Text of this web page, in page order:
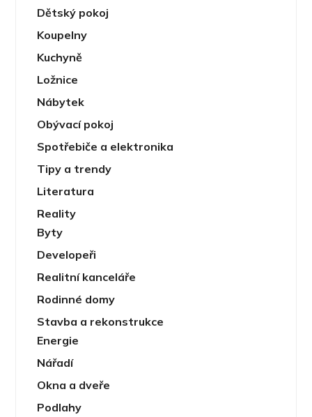
Dětský pokoj
Koupelny
Kuchyně
Ložnice
Nábytek
Obývací pokoj
Spotřebiče a elektronika
Tipy a trendy
Literatura
Reality
Byty
Developeři
Realitní kanceláře
Rodinné domy
Stavba a rekonstrukce
Energie
Nářadí
Okna a dveře
Podlahy